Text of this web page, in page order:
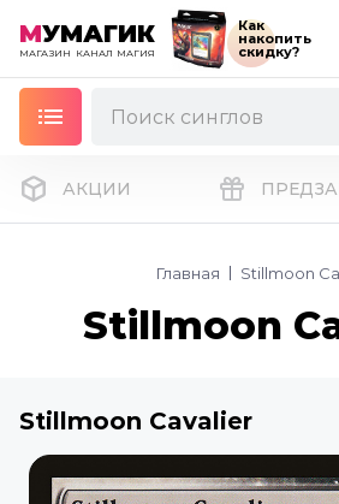
МУМАГИК
МАГАЗИН КАНАЛ МАГИЯ
Как
накопить
скидку?
АКЦИИ
Главная Stillmoon
Stillmoon
Stillmoon Cavalier